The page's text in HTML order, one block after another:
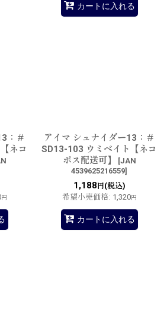
カートに入れる
：＃
ネコ
円
アイマ シュナイダー13：＃
SD13-103 ウミベイト【ネコ
ポス配送可】
[JAN
4539625216559]
1,188 円(税込)
希望小売価格: 1,320円
カートに入れる